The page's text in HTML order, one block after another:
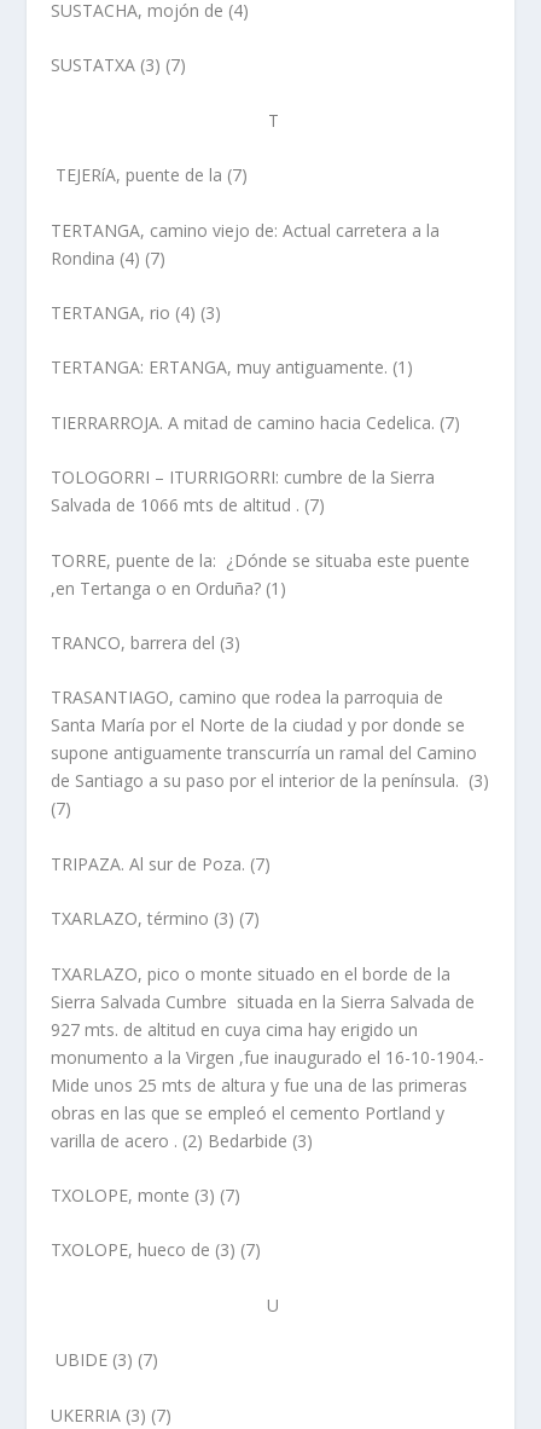
SUSTACHA, mojón de (4)
SUSTATXA (3) (7)
T
TEJERíA, puente de la (7)
TERTANGA, camino viejo de: Actual carretera a la
Rondina (4) (7)
TERTANGA, rio (4) (3)
TERTANGA: ERTANGA, muy antiguamente. (1)
TIERRARROJA. A mitad de camino hacia Cedelica. (7)
TOLOGORRI – ITURRIGORRI: cumbre de la Sierra
Salvada de 1066 mts de altitud . (7)
TORRE, puente de la: ¿Dónde se situaba este puente
,en Tertanga o en Orduña? (1)
TRANCO, barrera del (3)
TRASANTIAGO, camino que rodea la parroquia de
Santa Marí­a por el Norte de la ciudad y por donde se
supone antiguamente transcurrí­a un ramal del Camino
de Santiago a su paso por el interior de la pení­nsula. (3)
(7)
TRIPAZA. Al sur de Poza. (7)
TXARLAZO, término (3) (7)
TXARLAZO, pico o monte situado en el borde de la
Sierra Salvada Cumbre situada en la Sierra Salvada de
927 mts. de altitud en cuya cima hay erigido un
monumento a la Virgen ,fue inaugurado el 16-10-1904.-
Mide unos 25 mts de altura y fue una de las primeras
obras en las que se empleó el cemento Portland y
varilla de acero . (2) Bedarbide (3)
TXOLOPE, monte (3) (7)
TXOLOPE, hueco de (3) (7)
U
UBIDE (3) (7)
UKERRIA (3) (7)